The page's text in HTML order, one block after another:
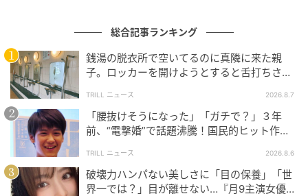
総合記事ランキング
銭湯の脱衣所で空いてるのに真隣に来た親
子。ロッカーを開けようとすると舌打ちさ
中で拍手」
TRILL ニュース 2026.8.7
「腰抜けそうになった」「ガチで？」３年
前、“電撃婚”で話題沸騰！国民的ヒット作
TRILL ニュース 2026.8.6
破壊力ハンパない美しさに「目の保養」「世
界一では？」目が離せない…『月9主演女優